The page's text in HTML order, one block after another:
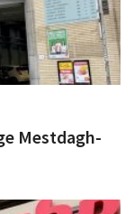
Mestdagh-